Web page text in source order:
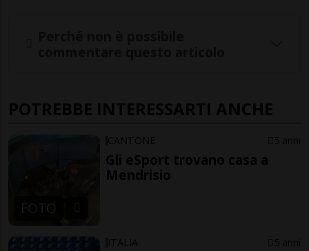
POTREBBE INTERESSARTI ANCHE
FOTO
CANTONE 5 anni
Gli eSport trovano casa a
Mendrisio
ITALIA 5 anni